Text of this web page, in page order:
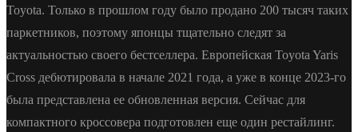
Toyota. Только в прошлом году было продано 200 тысяч таких
паркетников, поэтому японцы тщательно следят за
актуальностью своего бестселлера. Европейская Toyota Yaris
Cross дебютировала в начале 2021 года, а уже в конце 2023-го
была представлена ее обновленная версия. Сейчас для
компактного кроссовера подготовлен еще один рестайлинг.